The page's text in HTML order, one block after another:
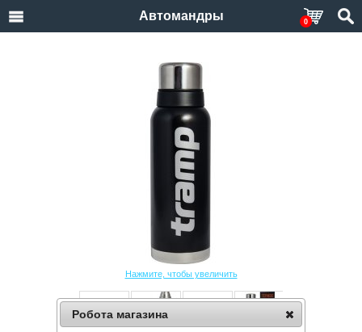
Автомандры 0
Нажмите, чтобы увеличить
Робота магазина